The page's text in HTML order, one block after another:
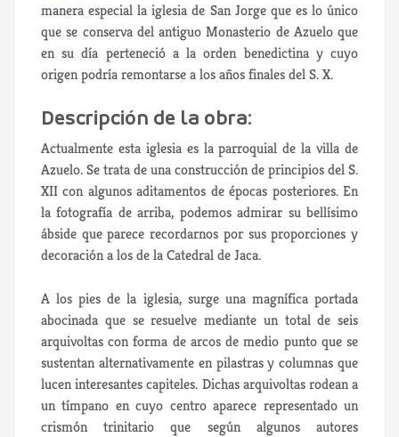
manera especial la iglesia de San Jorge que es lo único
que se conserva del antiguo Monasterio de Azuelo que
en su día perteneció a la orden benedictina y cuyo
origen podría remontarse a los años finales del S. X.
Descripción de la obra:
Actualmente esta iglesia es la parroquial de la villa de
Azuelo. Se trata de una construcción de principios del S.
XII con algunos aditamentos de épocas posteriores. En
la fotografía de arriba, podemos admirar su bellísimo
ábside que parece recordarnos por sus proporciones y
decoración a los de la Catedral de Jaca.
A los pies de la iglesia, surge una magnífica portada
abocinada que se resuelve mediante un total de seis
arquivoltas con forma de arcos de medio punto que se
sustentan alternativamente en pilastras y columnas que
lucen interesantes capiteles. Dichas arquivoltas rodean a
un tímpano en cuyo centro aparece representado un
crismón trinitario que según algunos autores